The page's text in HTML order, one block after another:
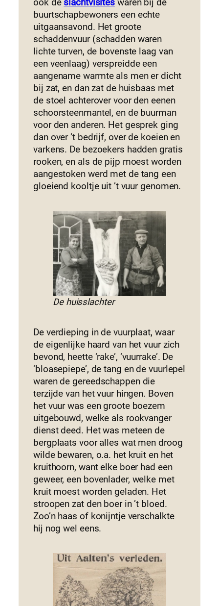
ook de slachtvisites waren bij de
buurtschapbewoners een echte
uitgaansavond. Het groote
schaddenvuur (schadden waren
lichte turven, de bovenste laag van
een veenlaag) verspreidde een
aangename warmte als men er dicht
bij zat, en dan zat de huisbaas met
de stoel achterover voor den eenen
schoorsteenmantel, en de buurman
voor den anderen. Het gesprek ging
dan over ’t bedrijf, over de koeien en
varkens. De bezoekers hadden gratis
rooken, en als de pijp moest worden
aangestoken werd met de tang een
gloeiend kooltje uit ’t vuur genomen.
De huisslachter
De verdieping in de vuurplaat, waar
de eigenlijke haard van het vuur zich
bevond, heette ‘rake’, ‘vuurrake’. De
‘bloasepiepe’, de tang en de vuurlepel
waren de gereedschappen die
terzijde van het vuur hingen. Boven
het vuur was een groote boezem
uitgebouwd, welke als rookvanger
dienst deed. Het was meteen de
bergplaats voor alles wat men droog
wilde bewaren, o.a. het kruit en het
kruithoorn, want elke boer had een
geweer, een bovenlader, welke met
kruit moest worden geladen. Het
stroopen zat den boer in ’t bloed.
Zoo’n haas of konijntje verschalkte
hij nog wel eens.